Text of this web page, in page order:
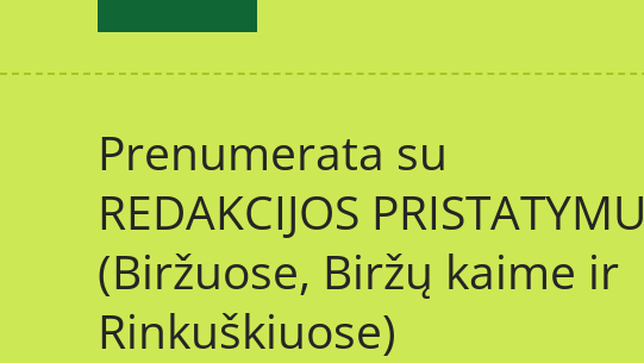
Prenumerata su
REDAKCIJOS PRISTATYMU
(Biržuose, Biržų kaime ir
Rinkuškiuose)